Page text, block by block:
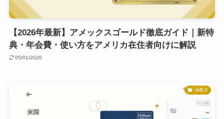
【2026年最新】アメックスゴールド徹底ガイド｜新特
典・年会費・使い方をアメリカ在住者向けに解説
05/01/2026
AMEX